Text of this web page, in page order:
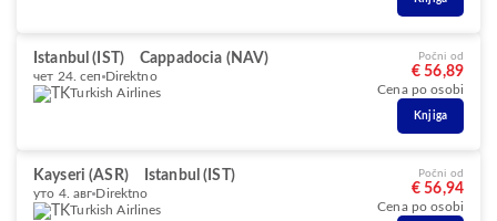
Istanbul (IST) Cappadocia (NAV)
чет 24. сеп Direktno
Turkish Airlines
Počni od
€ 56,89
Cena po osobi
Knjiga
Kayseri (ASR) Istanbul (IST)
уто 4. авг Direktno
Turkish Airlines
Počni od
€ 56,94
Cena po osobi